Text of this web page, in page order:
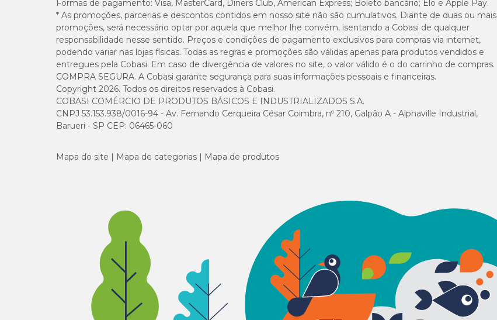
Formas de pagamento: Visa, MasterCard, Diners Club, American Express; Boleto bancário; Elo e Apple Pay.
* As promoções, parcerias e descontos contidos em nosso site não são cumulativos. Diante de duas ou mais
promoções, será necessário optar por aquela que melhor lhe convém, isentando a Cobasi de qualquer
responsabilidade nesse sentido. Preços e condições de pagamento exclusivos para compras via internet,
podendo variar nas lojas físicas. Todas as regras e promoções são válidas apenas para produtos vendidos e
entregues pela Cobasi. Em caso de divergência de valores no site, o valor válido é o do carrinho de compras.
COMPRA SEGURA. A Cobasi garante segurança para suas informações pessoais e financeiras.
Copyright 2026. Todos os direitos reservados à Cobasi.
COBASI COMÉRCIO DE PRODUTOS BÁSICOS E INDUSTRIALIZADOS S.A.
CNPJ 53.153.938/0016-94 - Av. Fernando Cerqueira César Coimbra, nº 210, Galpão A - Alphaville Industrial,
Barueri - SP CEP: 06465-060
Mapa do site Mapa de categorias Mapa de produtos